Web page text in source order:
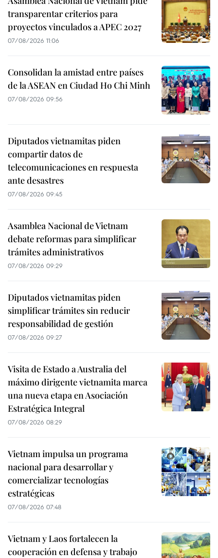
transparentar criterios para
proyectos vinculados a APEC 2027
07/08/2026 11:06
Consolidan la amistad entre países
de la ASEAN en Ciudad Ho Chi Minh
07/08/2026 09:56
Diputados vietnamitas piden
compartir datos de
telecomunicaciones en respuesta
ante desastres
07/08/2026 09:45
Asamblea Nacional de Vietnam
debate reformas para simplificar
trámites administrativos
07/08/2026 09:29
Diputados vietnamitas piden
simplificar trámites sin reducir
responsabilidad de gestión
07/08/2026 09:27
Visita de Estado a Australia del
máximo dirigente vietnamita marca
una nueva etapa en Asociación
Estratégica Integral
07/08/2026 08:29
Vietnam impulsa un programa
nacional para desarrollar y
comercializar tecnologías
estratégicas
07/08/2026 07:48
Vietnam y Laos fortalecen la
cooperación en defensa y trabajo